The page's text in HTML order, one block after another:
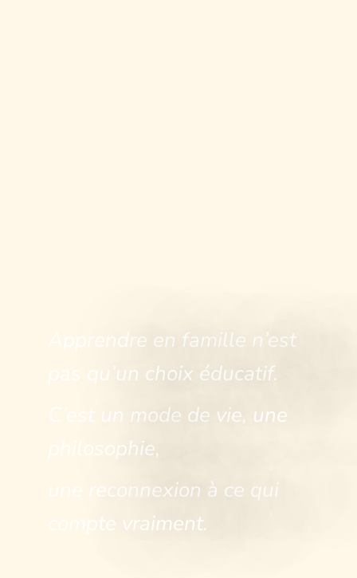
Apprendre en famille n’est
pas qu’un choix éducatif.
C’est un mode de vie, une
philosophie,
une reconnexion à ce qui
compte vraiment.